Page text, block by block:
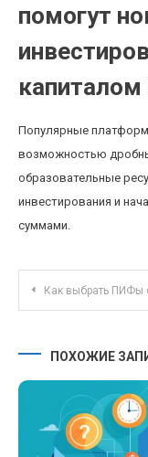
помогут
капиталом
Популярные
возможностью
образовательные
инвестирования и
суммами.
Как выбрать ПИФы с экологической ориентацией: возможности и
ПОХОЖИЕ